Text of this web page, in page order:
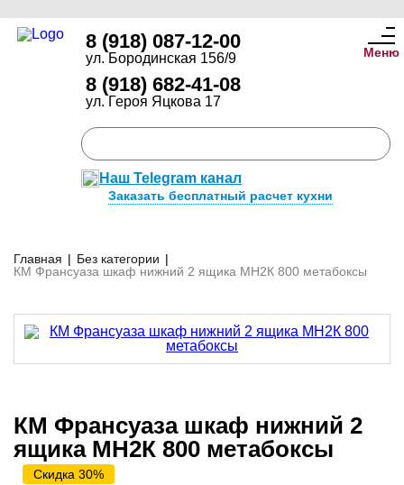
8 (918) 087-12-00
ул. Бородинская 156/9
8 (918) 682-41-08
ул. Героя Яцкова 17
Наш Telegram канал
Заказать бесплатный расчет кухни
Меню
Главная | Без категории |
КМ Франсуаза шкаф нижний 2 ящика МН2К 800 метабоксы
КМ Франсуаза шкаф нижний 2
ящика МН2К 800 метабоксы
Скидка 30%